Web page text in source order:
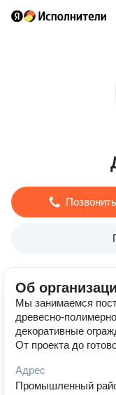
Позвонить
Об
Мы занимаемся
древесно-
декоративные
От проекта до
Адрес
Промышленный